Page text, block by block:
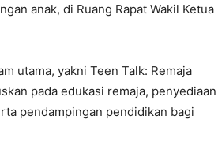
anak, di Ruang Rapat Wakil Ketua
utama, yakni Teen Talk: Remaja
pada edukasi remaja, penyediaan
pendampingan pendidikan bagi